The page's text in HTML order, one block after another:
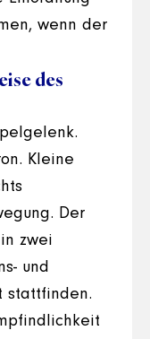
wenn der
des
Kleine
Der
zwei
und
stattfinden.